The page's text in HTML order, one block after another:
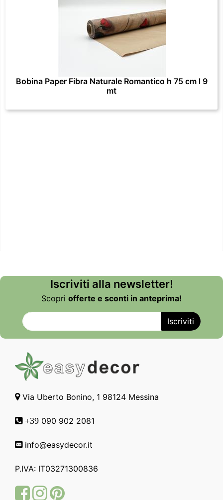
Bobina Paper Fibra Naturale Romantico h 75 cm l 9
mt
Iscriviti alla newsletter!
Scopri offerte e sconti in anteprima!
Via Uberto Bonino, 1 98124 Messina
+39 090 902 2081
info@easydecor.it
P.IVA: IT03271300836
FacebookInstagram
Pinterest